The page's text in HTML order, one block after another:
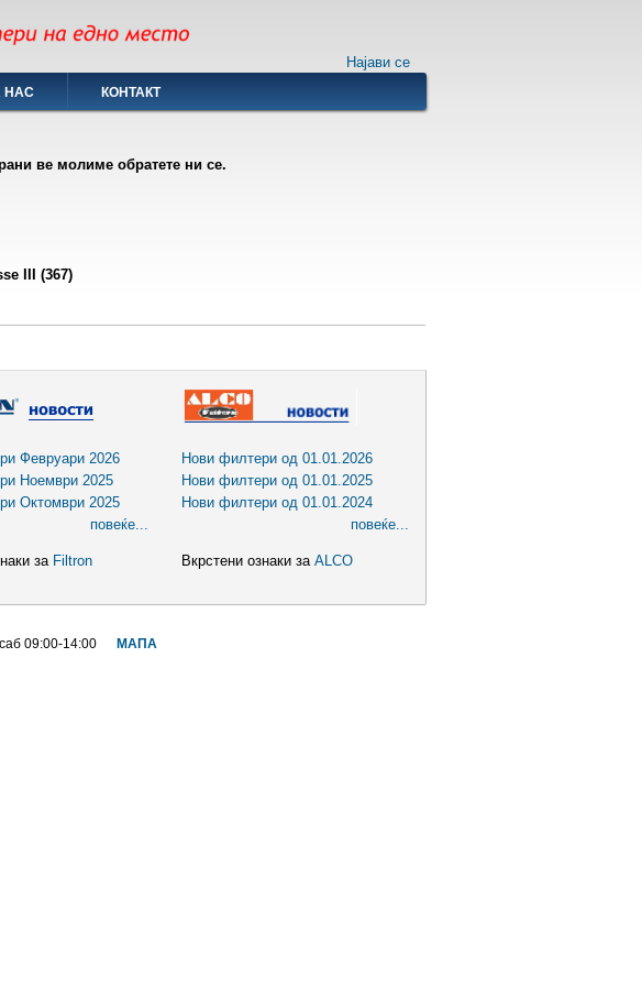
Најави се
НАС КОНТАКТ
ве молиме обратете ни се.
III (367)
Февруари 2026
Ноември 2025
Октомври 2025
повеќе...
за Filtron
Нови филтери од 01.01.2026
Нови филтери од 01.01.2025
Нови филтери од 01.01.2024
повеќе...
Вкрстени ознаки за ALCO
саб 09:00-14:00 МАПА